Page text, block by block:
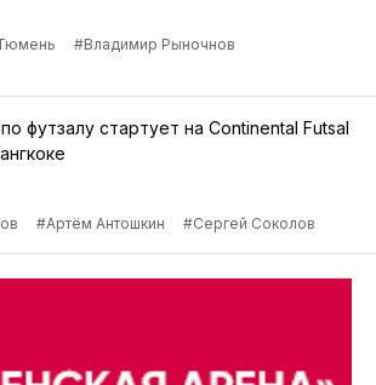
#Владимир Рыночнов
футзалу стартует на Continental Futsal
#Артём Антошкин #Сергей Соколов